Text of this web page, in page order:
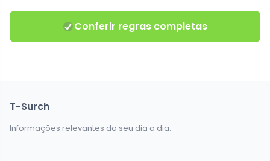
Conferir regras completas
T-Surch
Informações relevantes do seu dia a dia.